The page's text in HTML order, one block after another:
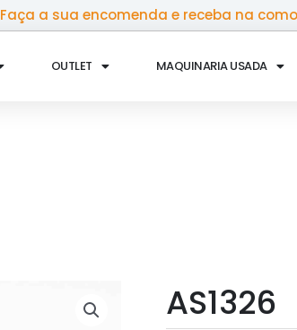
Faça a sua encomenda e receba na
OUTLET MAQUINARIA USADA
AS1326